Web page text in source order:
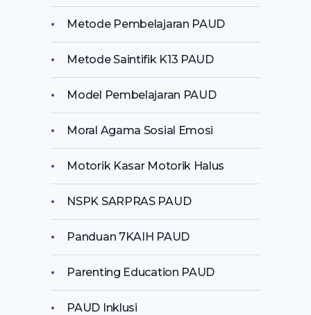
Metode Pembelajaran PAUD
Metode Saintifik K13 PAUD
Model Pembelajaran PAUD
Moral Agama Sosial Emosi
Motorik Kasar Motorik Halus
NSPK SARPRAS PAUD
Panduan 7KAIH PAUD
Parenting Education PAUD
PAUD Inklusi